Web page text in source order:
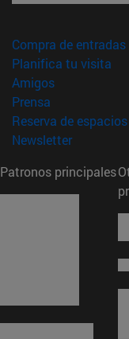
Compra de entradas
Planifica tu visita
Amigos(abre en
Prensa
Reserva de espacios
Newsletter(abre en
Patronos principales